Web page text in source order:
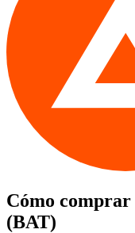
Cómo comprar
(BAT)